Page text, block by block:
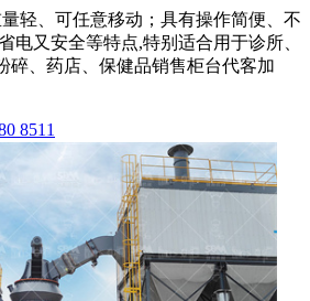
轻、可任意移动；具有操作简便、不
电又安全等特点,特别适合用于诊所、
碎、药店、保健品销售柜台代客加
8511